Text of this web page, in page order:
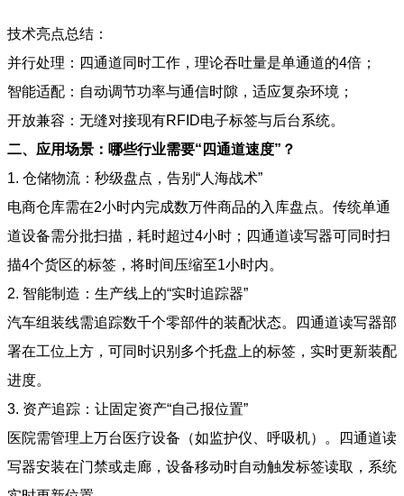
技术亮点总结：
并行处理：四通道同时工作，理论吞吐量是单通道的4倍；
智能适配：自动调节功率与通信时隙，适应复杂环境；
开放兼容：无缝对接现有RFID电子标签与后台系统。
二、应用场景：哪些行业需要“四通道速度”？
1. 仓储物流：秒级盘点，告别“人海战术”
电商仓库需在2小时内完成数万件商品的入库盘点。传统单通
道设备需分批扫描，耗时超过4小时；四通道读写器可同时扫
描4个货区的标签，将时间压缩至1小时内。
2. 智能制造：生产线上的“实时追踪器”
汽车组装线需追踪数千个零部件的装配状态。四通道读写器部
署在工位上方，可同时识别多个托盘上的标签，实时更新装配
进度。
3. 资产追踪：让固定资产“自己报位置”
医院需管理上万台医疗设备（如监护仪、呼吸机）。四通道读
写器安装在门禁或走廊，设备移动时自动触发标签读取，系统